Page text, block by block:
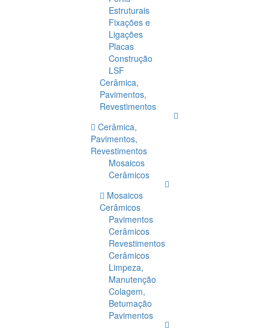
Estruturais
Fixações e
Ligações
Placas
Construção
LSF
Cerâmica,
Pavimentos,
Revestimentos
Cerâmica,
Pavimentos,
Revestimentos
Mosaicos
Cerâmicos
Mosaicos
Cerâmicos
Pavimentos
Cerâmicos
Revestimentos
Cerâmicos
Limpeza,
Manutenção
Colagem,
Betumação
Pavimentos